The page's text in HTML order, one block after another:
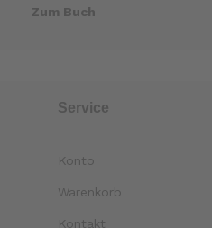
Zum Buch
Service
Konto
Warenkorb
Kontakt